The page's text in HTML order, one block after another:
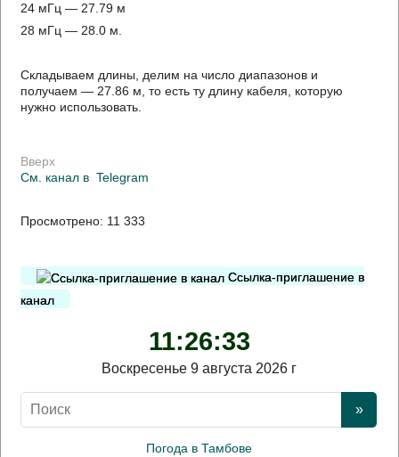
24 мГц — 27.79 м
28 мГц — 28.0 м.
Складываем длины, делим на число диапазонов и
получаем — 27.86 м, то есть ту длину кабеля, которую
нужно использовать.
Вверх
См. канал в Telegram
Просмотрено: 11 333
Ссылка-приглашение в
канал
11:26:34
Воскресенье 9 августа 2026 г
Погода в Тамбове